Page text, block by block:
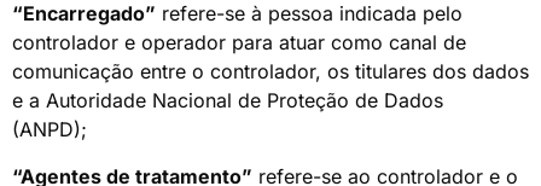
“Encarregado” refere-se à pessoa indicada pelo
controlador e operador para atuar como canal de
comunicação entre o controlador, os titulares dos dados
e a Autoridade Nacional de Proteção de Dados
(ANPD);
“Agentes de tratamento” refere-se ao controlador e o